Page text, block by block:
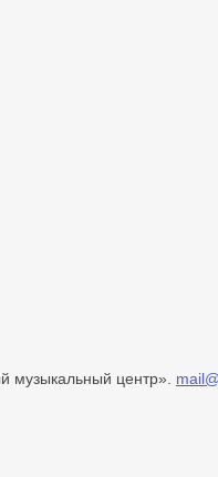
центр».